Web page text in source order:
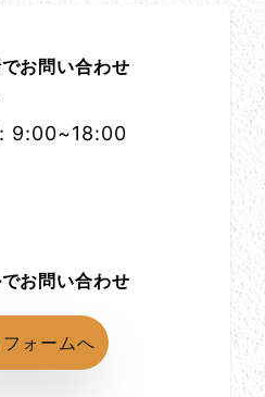
お問い合わせ
9:00~18:00
お問い合わせ
ォームへ